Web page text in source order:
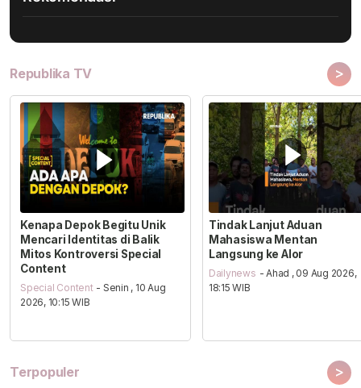
Republika TV >
Kenapa Depok Begitu Unik
Mencari Identitas di Balik
Mitos Kontroversi Special
Content
Special Content - Senin , 10 Aug
2026, 10:15 WIB
Tindak Lanjut Aduan
Mahasiswa Mentan
Langsung ke Alor
Dailynews - Ahad , 09 Aug 2026,
18:15 WIB
Terpopuler >